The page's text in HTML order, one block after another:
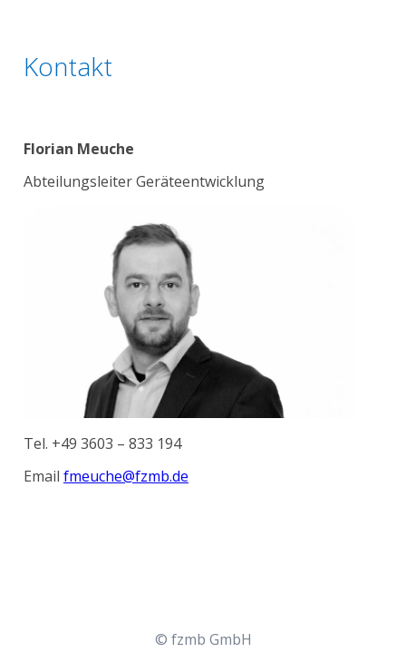
Kontakt
Florian Meuche
Abteilungsleiter Geräteentwicklung
Tel. +49 3603 – 833 194
Email fmeuche@fzmb.de
© fzmb GmbH